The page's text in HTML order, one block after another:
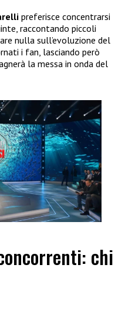
preferisce concentrarsi
raccontando piccoli
nulla sull’evoluzione del
i fan, lasciando però
la messa in onda del
chi